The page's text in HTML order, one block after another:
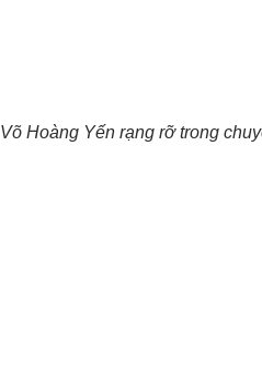
Võ Hoàng Yến rạng rỡ trong